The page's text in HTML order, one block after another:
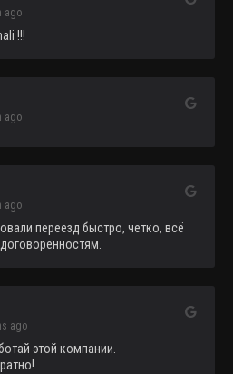
ago
!!!
ago
ago
переезд быстро, четко, всё
ago
этой компании.